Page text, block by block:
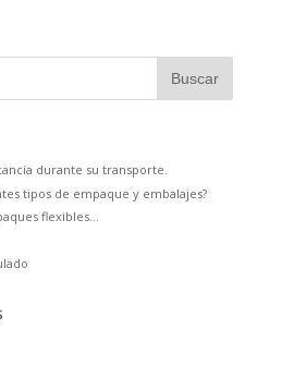
durante su transporte.
tipos de empaque y embalajes?
flexibles…